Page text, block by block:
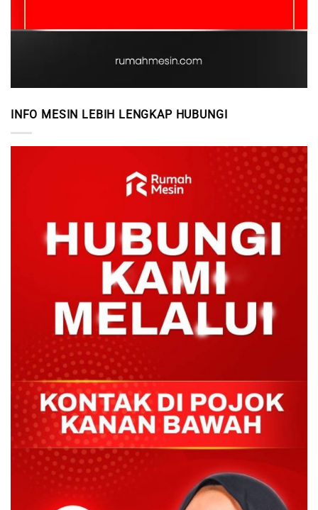
INFO MESIN LEBIH LENGKAP HUBUNGI